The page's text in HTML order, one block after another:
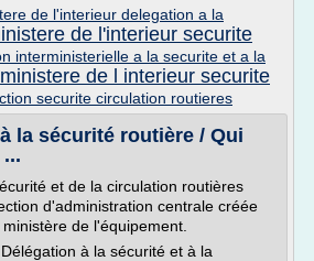
de l'interieur delegation a la
de l'interieur securite
interministerielle a la securite et a la
ministere de l interieur securite
securite circulation routieres
la sécurité routière / Qui
et de la circulation routières
d'administration centrale créée
de l'équipement.
à la sécurité et à la